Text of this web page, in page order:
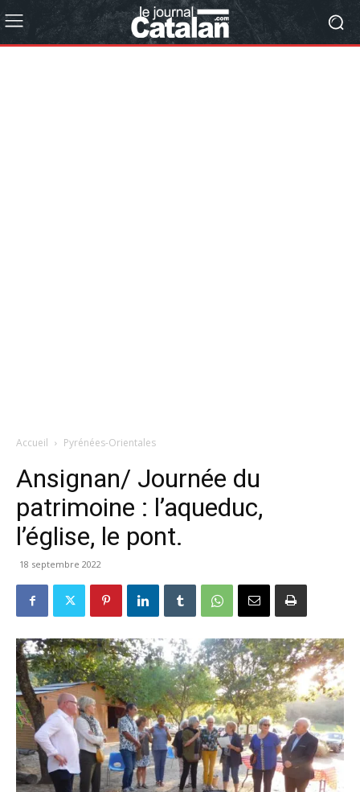
Accueil Pyrénées-Orientales
Ansignan/ Journée du
patrimoine : l’aqueduc,
l’église, le pont.
18 septembre 2022